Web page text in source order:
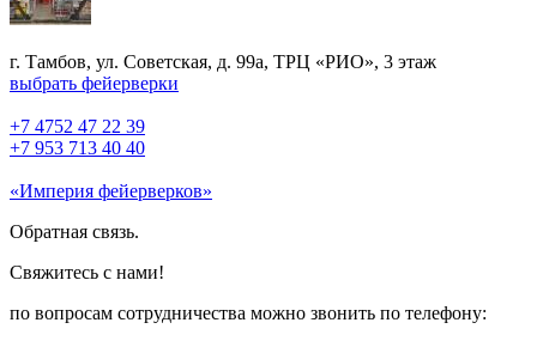
г. Тамбов, ул. Советская, д. 99а, ТРЦ «РИО», 3 этаж
выбрать фейерверки
+7 4752 47 22 39
+7 953 713 40 40
«Империя фейерверков»
Обратная связь.
Свяжитесь с нами!
по вопросам сотрудничества можно звонить по телефону: